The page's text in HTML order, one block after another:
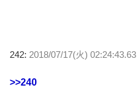
242: 2018/07/17(火) 02:24:43.63
>>240